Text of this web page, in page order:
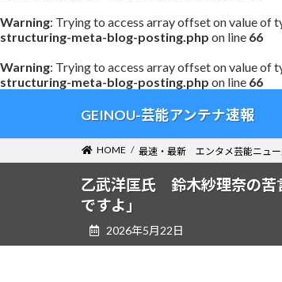
Warning: Trying to access array offset on value of
structuring-meta-blog-posting.php on line 66
Warning: Trying to access array offset on value of
structuring-meta-blog-posting.php on line 66
テ
ッ
ゲ
移
GEINOU-芸能アンテナ速報
HOME 最速・最新 エンタメ芸能ニュー
乙武洋匡氏 鈴木紗理奈の苦
ですよ」
2026年5月22日